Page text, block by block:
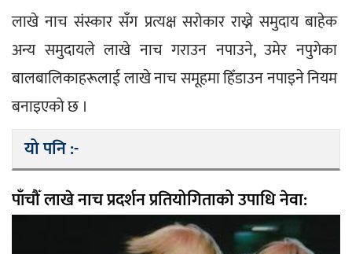
लाखे नाच संस्कार सँग प्रत्यक्ष सरोकार राख्ने समुदाय बाहेक
अन्य समुदायले लाखे नाच गराउन नपाउने, उमेर नपुगेका
बालबालिकाहरूलाई लाखे नाच समूहमा हिँडाउन नपाइने नियम
बनाइएको छ ।
यो पनि :-
पाँचौँ लाखे नाच प्रदर्शन प्रतियोगिताको उपाधि नेवा: